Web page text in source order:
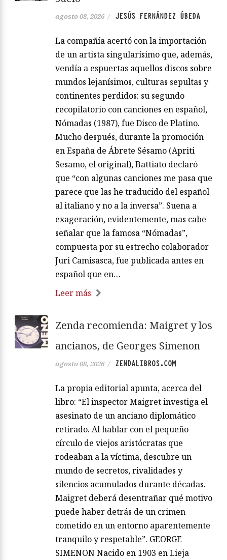
agosto 08, 2026 / JESÚS FERNÁNDEZ ÚBEDA
La compañía acertó con la importación
de un artista singularísimo que, además,
vendía a espuertas aquellos discos sobre
mundos lejanísimos, culturas sepultas y
continentes perdidos: su segundo
recopilatorio con canciones en español,
Nómadas (1987), fue Disco de Platino.
Mucho después, durante la promoción
en España de Ábrete Sésamo (Apriti
Sesamo, el original), Battiato declaró
que “con algunas canciones me pasa que
parece que las he traducido del español
al italiano y no a la inversa”. Suena a
exageración, evidentemente, mas cabe
señalar que la famosa “Nómadas”,
compuesta por su estrecho colaborador
Juri Camisasca, fue publicada antes en
español que en…
Leer más
Zenda recomienda: Maigret y los
ancianos, de Georges Simenon
agosto 08, 2026 / ZENDALIBROS.COM
La propia editorial apunta, acerca del
libro: “El inspector Maigret investiga el
asesinato de un anciano diplomático
retirado. Al hablar con el pequeño
círculo de viejos aristócratas que
rodeaban a la víctima, descubre un
mundo de secretos, rivalidades y
silencios acumulados durante décadas.
Maigret deberá desentrañar qué motivo
puede haber detrás de un crimen
cometido en un entorno aparentemente
tranquilo y respetable”. GEORGE
SIMENON Nacido en 1903 en Lieja